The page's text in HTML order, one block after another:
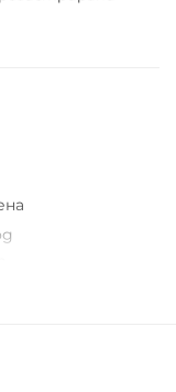
и облекчава
начин я